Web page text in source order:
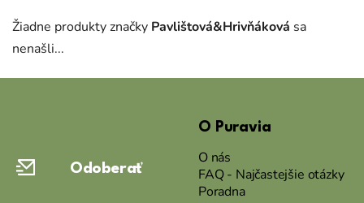
Žiadne produkty značky Pavlištová&Hrivňáková sa
nenašli...
Odoberať
O Puravia
O nás
FAQ - Najčastejšie otázky
Poradna